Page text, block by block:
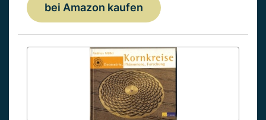
bei Amazon kaufen